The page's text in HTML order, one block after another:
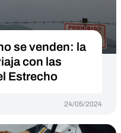
se venden: la
con las
Estrecho
24/05/2024